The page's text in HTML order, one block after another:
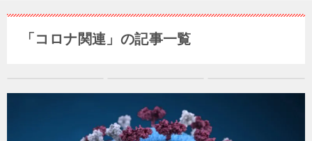
「コロナ関連」の記事一覧